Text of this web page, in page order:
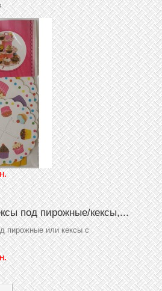
под пирожные/кексы,...
пирожные или кексы с